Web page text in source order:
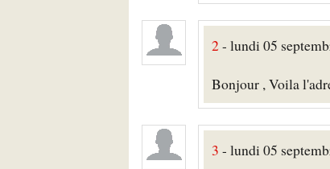
2- lundi 05
Bonjour , Voila
3 - lundi 05